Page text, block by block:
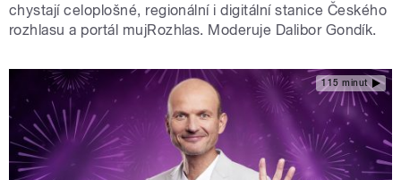
chystají celoplošné, regionální i digitální stanice Českého
rozhlasu a portál mujRozhlas. Moderuje Dalibor Gondík.
115 minut